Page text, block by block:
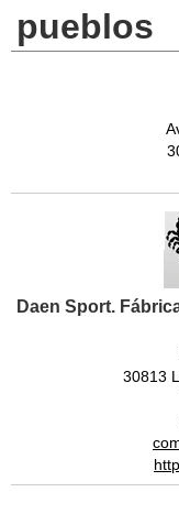
pueblos
Daen Sport.
30813